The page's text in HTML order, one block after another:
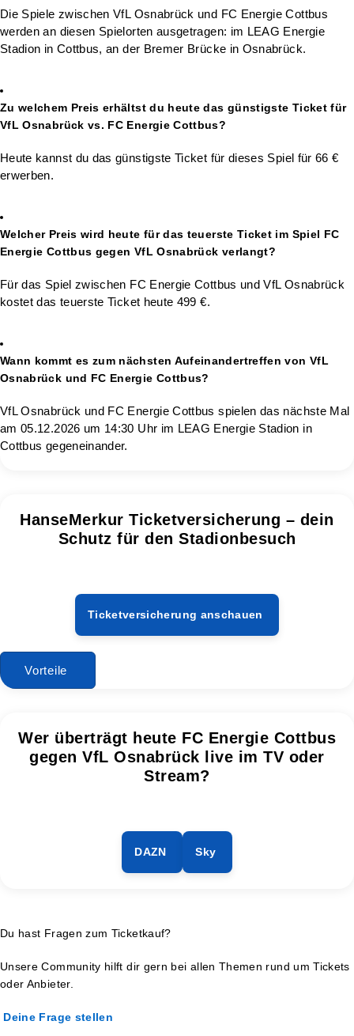
Die Spiele zwischen VfL Osnabrück und FC Energie Cottbus
werden an diesen Spielorten ausgetragen: im LEAG Energie
Stadion in Cottbus, an der Bremer Brücke in Osnabrück.
Zu welchem Preis erhältst du heute das günstigste Ticket für
VfL Osnabrück vs. FC Energie Cottbus?
Heute kannst du das günstigste Ticket für dieses Spiel für 66 €
erwerben.
Welcher Preis wird heute für das teuerste Ticket im Spiel FC
Energie Cottbus gegen VfL Osnabrück verlangt?
Für das Spiel zwischen FC Energie Cottbus und VfL Osnabrück
kostet das teuerste Ticket heute 499 €.
Wann kommt es zum nächsten Aufeinandertreffen von VfL
Osnabrück und FC Energie Cottbus?
VfL Osnabrück und FC Energie Cottbus spielen das nächste Mal
am 05.12.2026 um 14:30 Uhr im LEAG Energie Stadion in
Cottbus gegeneinander.
HanseMerkur Ticketversicherung – dein
Schutz für den Stadionbesuch
Ticketversicherung anschauen
Vorteile
Wer überträgt heute FC Energie Cottbus
gegen VfL Osnabrück live im TV oder
Stream?
DAZN Sky
Du hast Fragen zum Ticketkauf?
Unsere Community hilft dir gern bei allen Themen rund um Tickets
oder Anbieter.
Deine Frage stellen